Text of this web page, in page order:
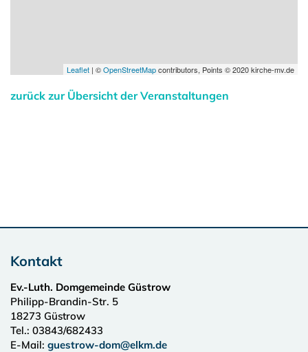
Leaflet | ©OpenStreetMapcontributors, Points © 2020 kirche-mv.de
zurück zur Übersicht der Veranstaltungen
Kontakt
Ev.-Luth. Domgemeinde Güstrow
Philipp-Brandin-Str. 5
18273 Güstrow
Tel.: 03843/682433
E-Mail: guestrow-dom@elkm.de